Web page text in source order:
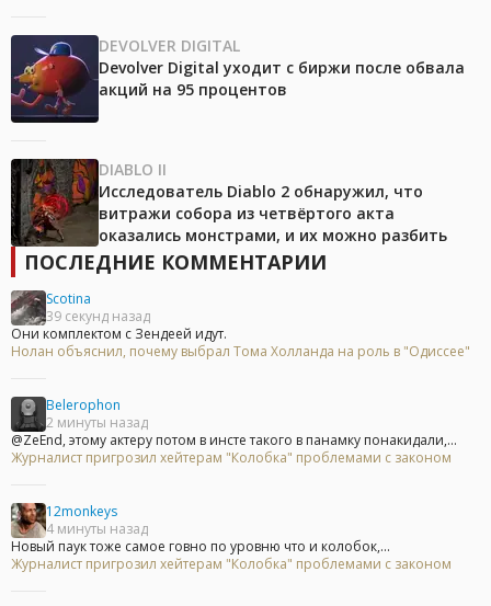
DEVOLVER DIGITAL
Devolver Digital уходит с биржи после обвала
акций на 95 процентов
DIABLO II
Исследователь Diablo 2 обнаружил, что
витражи собора из четвёртого акта
оказались монстрами, и их можно разбить
ПОСЛЕДНИЕ КОММЕНТАРИИ
Scotina
39 секунд назад
Они комплектом с Зендеей идут.
Нолан объяснил, почему выбрал Тома Холланда на роль в "Одиссее"
Belerophon
2 минуты назад
@ZeEnd, этому актеру потом в инсте такого в панамку понакидали,...
Журналист пригрозил хейтерам "Колобка" проблемами с законом
12monkeys
4 минуты назад
Новый паук тоже самое говно по уровню что и колобок,...
Журналист пригрозил хейтерам "Колобка" проблемами с законом